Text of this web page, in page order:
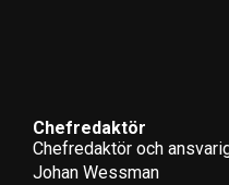
Chefredaktör
Chefredaktör och
Johan Wessman